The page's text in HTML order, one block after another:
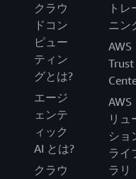
クラウ
ドコン
ピュー
ティン
グとは?
エージ
ェンテ
ィック
AI とは?
クラウ
トレ
ニン
AWS
Trust
AWS
リュ
ショ
ライ
ラリ